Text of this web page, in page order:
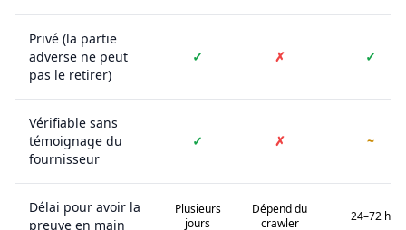
Privé (la partie
adverse ne peut
pas le retirer)
✓ ✗ ✓
Vérifiable sans
témoignage du
fournisseur
✓ ✗ ~
Délai pour avoir la
preuve en main
Plusieurs
jours
Dépend du
crawler
24–72 h